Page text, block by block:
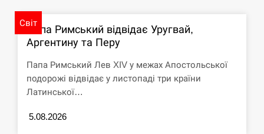
СЕРПЕНЬ
12:53
США обсуждают лицензии на Patriot для
Украины, несмотря на сомнения…
СЕРПЕНЬ
розблокування Ормузької протоки
Світ
Папа Римський відвідає Уругвай,
Аргентину та Перу
Папа Римський Лев XIV у межах Апостольської
подорожі відвідає у листопаді три країни
Латинської…
5.08.2026